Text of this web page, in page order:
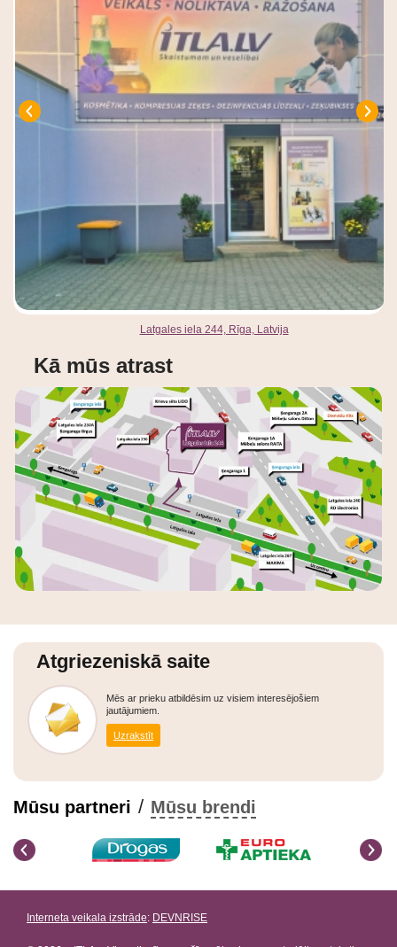
Latgales iela 244, Rīga, Latvija
Kā mūs atrast
Mūsu partneri / Mūsu brendi
Atgriezeniskā saite
Mēs ar prieku atbildēsim uz visiem interesējošiem
jautājumiem.
Uzrakstīt
Interneta veikala izstrāde: DEVNRISE